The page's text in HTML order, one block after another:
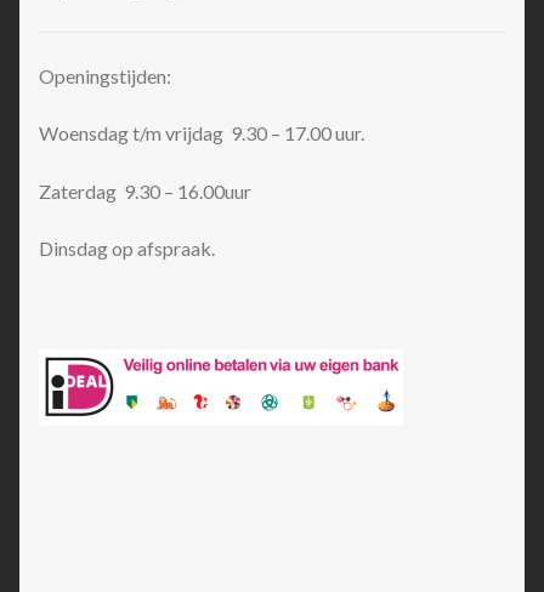
Openingstijden:
Woensdag t/m vrijdag 9.30 – 17.00 uur.
Zaterdag 9.30 – 16.00uur
Dinsdag op afspraak.